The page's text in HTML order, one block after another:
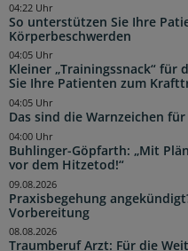
So unterstützen Sie Ihre
Körperbeschwerden
04:22 Uhr
Kleiner „Trainingssnack“ für
Sie Ihre Patienten zum
04:05 Uhr
Das sind die Warnzeichen
04:05 Uhr
Buhlinger-Göpfarth: „Mit
vor dem Hitzetod!“
04:00 Uhr
Praxisbegehung
Vorbereitung
09.08.2026
Traumberuf Arzt: Für die
08.08.2026